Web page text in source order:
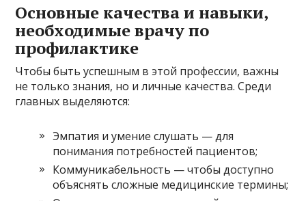
Основные качества и навыки,
необходимые врачу по
профилактике
Чтобы быть успешным в этой профессии, важны
не только знания, но и личные качества. Среди
главных выделяются:
Эмпатия и умение слушать — для
понимания потребностей пациентов;
Коммуникабельность — чтобы доступно
объяснять сложные медицинские термины;